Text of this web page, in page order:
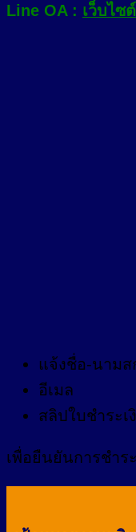
Line OA : เว็บไซ
แจ้งชื่อ-นามส
อีเมล
สลิปใบชำระเ
เพื่อยืนยันการชำร